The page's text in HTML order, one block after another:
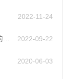
2022-11-24
2022-09-22
2020-06-03